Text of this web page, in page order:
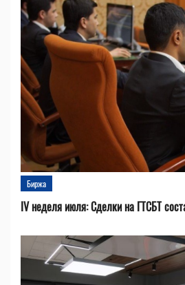
Биржа
IV неделя июля: Сделки на ГТСБТ